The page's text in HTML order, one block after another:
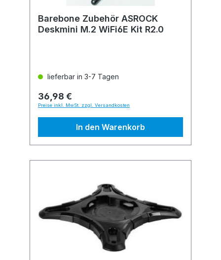
Barebone Zubehör ASROCK
Deskmini M.2 WiFi6E Kit R2.0
lieferbar in 3-7 Tagen
36,98 €
Preise inkl. MwSt. zzgl. Versandkosten
In den Warenkorb